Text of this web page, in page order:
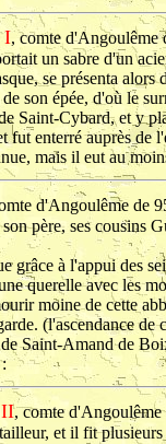
I, comte d'Angoulême
un sabre d'un
se présenta
son épée, d'où le
Saint-Cybard, et y
fut enterré auprès de
mais il eut au
d'Angoulême de
père, ses cousins
grâce à l'appui des
querelle avec les
moine de cette
(l'ascendance de
Saint-Amand de
, comte d'Angoulême
et il fit